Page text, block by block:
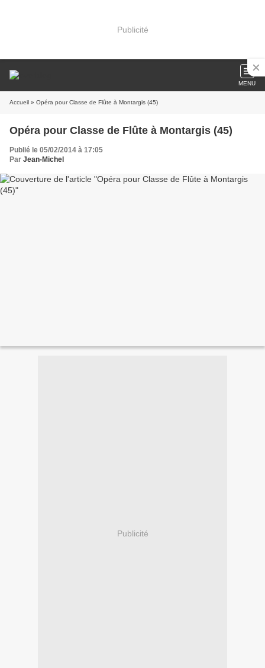
Publicité
MENU
Accueil » Opéra pour Classe de Flûte à Montargis (45)
Opéra pour Classe de Flûte à Montargis (45)
Publié le 05/02/2014 à 17:05
Par Jean-Michel
Publicité